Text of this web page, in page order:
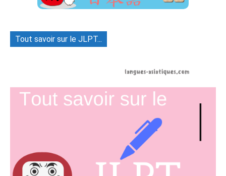
Tout savoir sur le JLPT...